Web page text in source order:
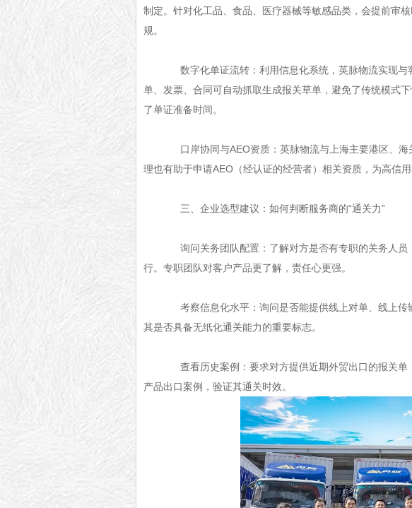
制定。针对化工品、食品、医疗器械等敏感品类，会提前审
规。
数字化单证流转：利用信息化系统，英脉物流实现与
单、发票、合同可自动抓取生成报关草单，避免了传统模式
了单证准备时间。
口岸协同与AEO资质：英脉物流与上海主要港区、海
理也有助于申请AEO（经认证的经营者）相关资质，为高信用
三、企业选型建议：如何判断服务商的“通关力”
询问关务团队配置：了解对方是否有专职的关务人员
行。专职团队对客户产品更了解，责任心更强。
考察信息化水平：询问是否能提供线上对单、线上传
其是否具备无纸化通关能力的重要标志。
查看历史案例：要求对方提供近期外贸出口的报关单
产品出口案例，验证其通关时效。